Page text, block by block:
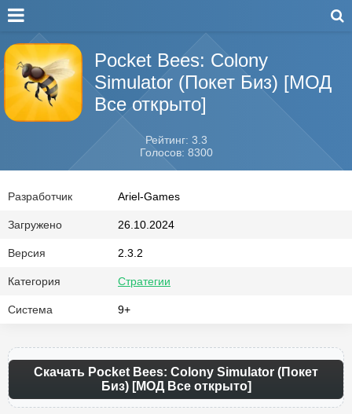
Pocket Bees: Colony
Simulator (Покет Биз) [МОД
Все открыто]
Рейтинг: 3.3
Голосов: 8300
Разработчик Ariel-Games
Загружено 26.10.2024
Версия 2.3.2
Категория Стратегии
Система 9+
Скачать Pocket Bees: Colony Simulator (Покет
Биз) [МОД Все открыто]